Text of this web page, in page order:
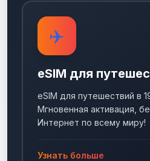
✈️
eSIM для
eSIM для путешествий в
Мгновенная активация,
Интернет по всему миру!
Узнать больше